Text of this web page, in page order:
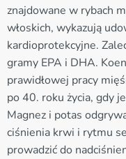
znajdowane w rybach
włoskich, wykazują
kardioprotekcyjne.
gramy EPA i DHA.
prawidłowej pracy
po 40. roku życia, gdy
Magnez i potas
ciśnienia krwi i rytmu
prowadzić do